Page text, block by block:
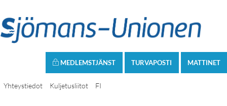
MATTINET
TURVAPOSTI
MEDLEMSTJÄNST
Yhteystiedot Kuljetusliitot FI